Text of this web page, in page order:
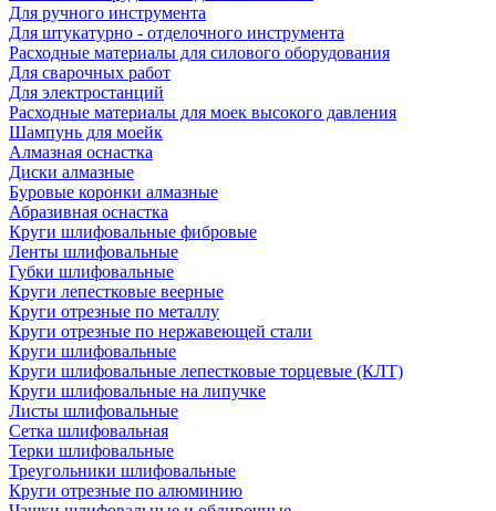
Для ручного инструмента
Для штукатурно - отделочного инструмента
Расходные материалы для силового оборудования
Для сварочных работ
Для электростанций
Расходные материалы для моек высокого давления
Шампунь для моейк
Алмазная оснастка
Диски алмазные
Буровые коронки алмазные
Абразивная оснастка
Круги шлифовальные фибровые
Ленты шлифовальные
Губки шлифовальные
Круги лепестковые веерные
Круги отрезные по металлу
Круги отрезные по нержавеющей стали
Круги шлифовальные
Круги шлифовальные лепестковые торцевые (КЛТ)
Круги шлифовальные на липучке
Листы шлифовальные
Сетка шлифовальная
Терки шлифовальные
Треугольники шлифовальные
Круги отрезные по алюминию